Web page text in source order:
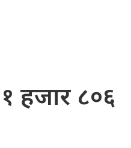
हजार ८०६